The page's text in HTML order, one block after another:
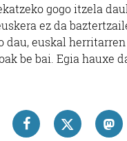
gogo itzela
ez da
dau, euskal
be bai. Egia hauxe